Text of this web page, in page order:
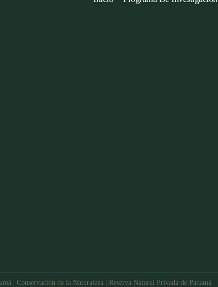
| Conservación de la Naturaleza | Reserva Natural Privada de Panamá